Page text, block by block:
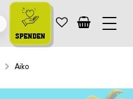
SPENDEN
Aiko